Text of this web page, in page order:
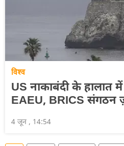
विश्व
US नाकाबंदी के हालात
EAEU, BRICS संगठन
4 जून , 14:54